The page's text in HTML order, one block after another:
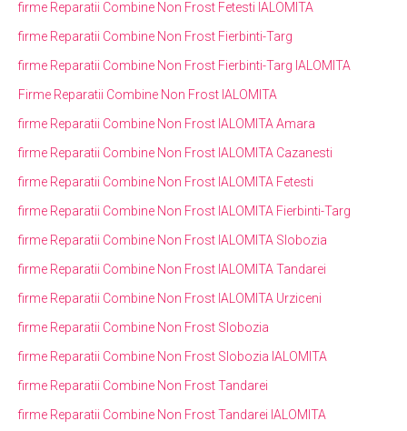
firme Reparatii Combine Non Frost Fetesti IALOMITA
firme Reparatii Combine Non Frost Fierbinti-Targ
firme Reparatii Combine Non Frost Fierbinti-Targ IALOMITA
Firme Reparatii Combine Non Frost IALOMITA
firme Reparatii Combine Non Frost IALOMITA Amara
firme Reparatii Combine Non Frost IALOMITA Cazanesti
firme Reparatii Combine Non Frost IALOMITA Fetesti
firme Reparatii Combine Non Frost IALOMITA Fierbinti-Targ
firme Reparatii Combine Non Frost IALOMITA Slobozia
firme Reparatii Combine Non Frost IALOMITA Tandarei
firme Reparatii Combine Non Frost IALOMITA Urziceni
firme Reparatii Combine Non Frost Slobozia
firme Reparatii Combine Non Frost Slobozia IALOMITA
firme Reparatii Combine Non Frost Tandarei
firme Reparatii Combine Non Frost Tandarei IALOMITA